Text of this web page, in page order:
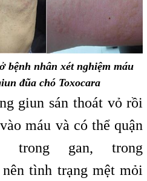
bệnh nhân xét nghiệm máu
đũa chó Toxocara
giun sán thoát vỏ rồi
máu và có thể quận
trong gan, trong
tình trạng mệt mỏi